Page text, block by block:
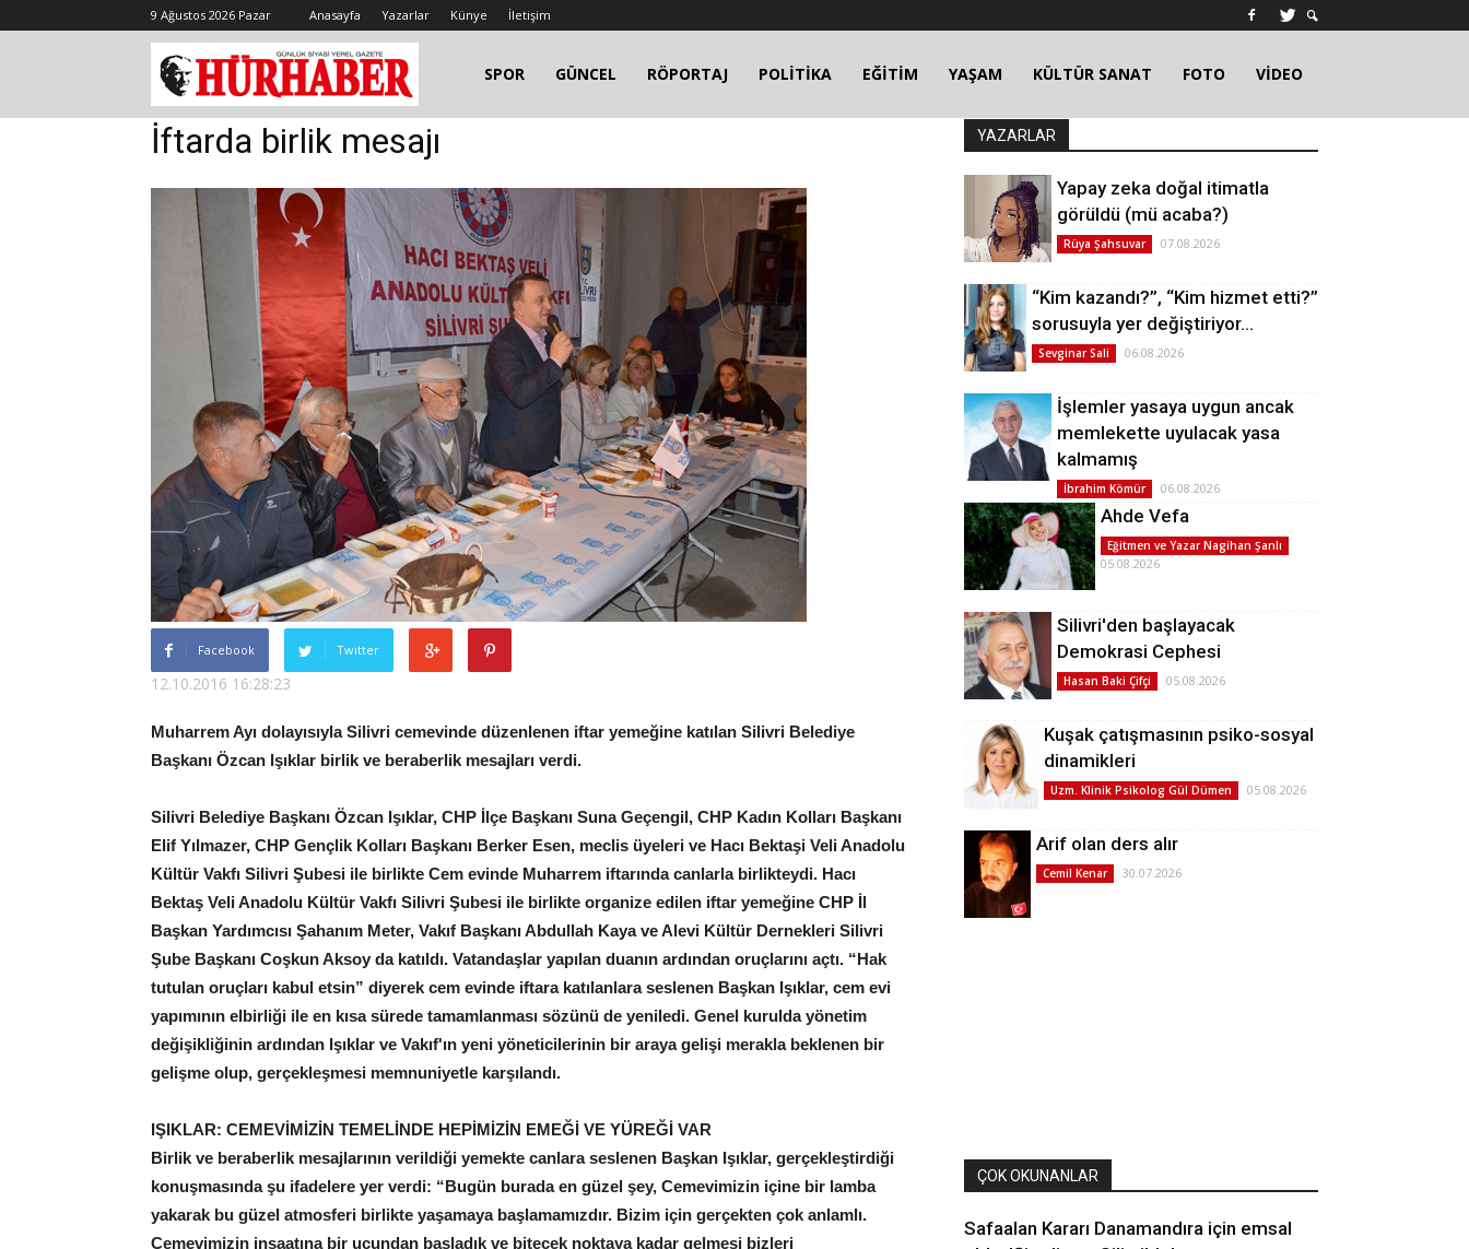
9 Ağustos 2026 Pazar Anasayfa Yazarlar Künye İletişim
SPOR GÜNCEL RÖPORTAJ POLİTİKA EĞİTİM YAŞAM KÜLTÜR SANAT FOTO VİDEO
İftarda birlik mesajı
Facebook Twitter
12.10.2016 16:28:23
Muharrem Ayı dolayısıyla Silivri cemevinde düzenlenen iftar yemeğine katılan Silivri Belediye
Başkanı Özcan Işıklar birlik ve beraberlik mesajları verdi.
Silivri Belediye Başkanı Özcan Işıklar, CHP İlçe Başkanı Suna Geçengil, CHP Kadın Kolları Başkanı
Elif Yılmazer, CHP Gençlik Kolları Başkanı Berker Esen, meclis üyeleri ve Hacı Bektaşi Veli Anadolu
Kültür Vakfı Silivri Şubesi ile birlikte Cem evinde Muharrem iftarında canlarla birlikteydi. Hacı
Bektaş Veli Anadolu Kültür Vakfı Silivri Şubesi ile birlikte organize edilen iftar yemeğine CHP İl
Başkan Yardımcısı Şahanım Meter, Vakıf Başkanı Abdullah Kaya ve Alevi Kültür Dernekleri Silivri
Şube Başkanı Coşkun Aksoy da katıldı. Vatandaşlar yapılan duanın ardından oruçlarını açtı. “Hak
tutulan oruçları kabul etsin” diyerek cem evinde iftara katılanlara seslenen Başkan Işıklar, cem evi
yapımının elbirliği ile en kısa sürede tamamlanması sözünü de yeniledi. Genel kurulda yönetim
değişikliğinin ardından Işıklar ve Vakıf'ın yeni yöneticilerinin bir araya gelişi merakla beklenen bir
gelişme olup, gerçekleşmesi memnuniyetle karşılandı.
IŞIKLAR: CEMEVİMİZİN TEMELİNDE HEPİMİZİN EMEĞİ VE YÜREĞİ VAR
Birlik ve beraberlik mesajlarının verildiği yemekte canlara seslenen Başkan Işıklar, gerçekleştirdiği
konuşmasında şu ifadelere yer verdi: “Bugün burada en güzel şey, Cemevimizin içine bir lamba
yakarak bu güzel atmosferi birlikte yaşamaya başlamamızdır. Bizim için gerçekten çok anlamlı.
Cemevimizin inşaatına bir ucundan başladık ve bitecek noktaya kadar gelmesi bizleri
YAZARLAR
Yapay zeka doğal itimatla
görüldü (mü acaba?)
Rüya Şahsuvar 07.08.2026
“Kim kazandı?”, “Kim hizmet etti?”
sorusuyla yer değiştiriyor…
Sevginar Sali 06.08.2026
İşlemler yasaya uygun ancak
memlekette uyulacak yasa
kalmamış
İbrahim Kömür 06.08.2026
Ahde Vefa
Eğitmen ve Yazar Nagihan Şanlı
05.08.2026
Silivri'den başlayacak
Demokrasi Cephesi
Hasan Baki Çifçi 05.08.2026
Kuşak çatışmasının psiko-sosyal
dinamikleri
Uzm. Klinik Psikolog Gül Dümen 05.08.2026
Arif olan ders alır
Cemil Kenar 30.07.2026
ÇOK OKUNANLAR
Safaalan Kararı Danamandıra için emsal